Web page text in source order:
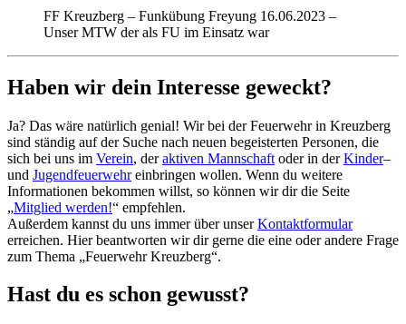
FF Kreuzberg – Funkübung Freyung 16.06.2023 –
Unser MTW der als FU im Einsatz war
Haben wir dein Interesse geweckt?
Ja? Das wäre natürlich genial! Wir bei der Feuerwehr in Kreuzberg
sind ständig auf der Suche nach neuen begeisterten Personen, die
sich bei uns im Verein, deraktiven Mannschaft oder in derKinder–
und Jugendfeuerwehreinbringen wollen. Wenn du weitere
Informationen bekommen willst, so können wir dir die Seite
„Mitglied werden!“ empfehlen.
Außerdem kannst du uns immer über unserKontaktformular
erreichen. Hier beantworten wir dir gerne die eine oder andere Frage
zum Thema „Feuerwehr Kreuzberg“.
Hast du es schon gewusst?